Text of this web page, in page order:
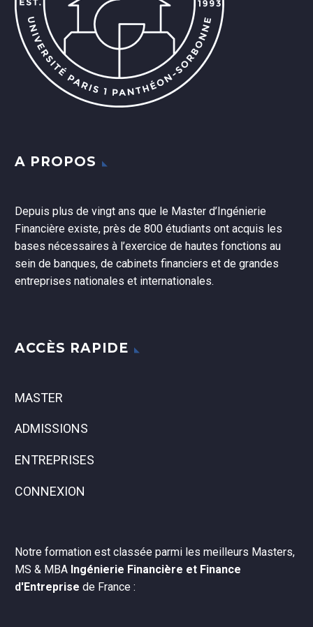
A PROPOS
Depuis plus de vingt ans que le Master d’Ingénierie
Financière existe, près de 800 étudiants ont acquis les
bases nécessaires à l’exercice de hautes fonctions au
sein de banques, de cabinets financiers et de grandes
entreprises nationales et internationales.
ACCÈS RAPIDE
MASTER
ADMISSIONS
ENTREPRISES
CONNEXION
Notre formation est classée parmi les meilleurs Masters,
MS & MBA Ingénierie Financière et Finance
d'Entreprise de France :